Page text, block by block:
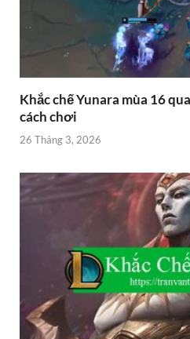
Khắc chế Yunara mùa 16
cách chơi
26 Tháng 3, 2026